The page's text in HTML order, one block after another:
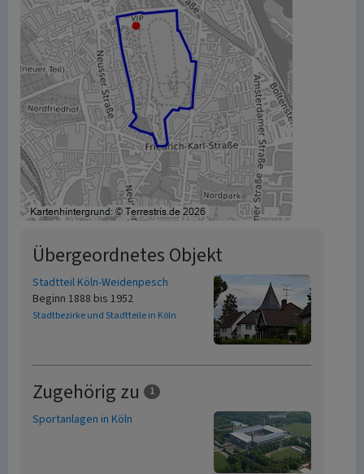
Übergeordnetes Objekt
Stadtteil Köln-Weidenpesch
Beginn 1888 bis 1952
Stadtbezirke und Stadtteile in Köln
Zugehörig zu 1
Sportanlagen in Köln